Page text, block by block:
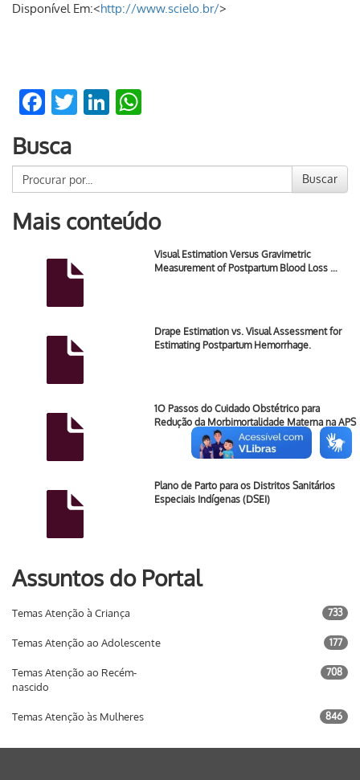
Disponível Em:<http://www.scielo.br/>
Facebook
TwitterLinkedIn
Busca
Buscar
Mais conteúdo
Visual Estimation Versus Gravimetric
Measurement of Postpartum Blood Loss …
Drape Estimation vs. Visual Assessment for
Estimating Postpartum Hemorrhage.
1O Passos do Cuidado Obstétrico para
Redução da Morbimortalidade Materna na APS
Plano de Parto para os Distritos Sanitários
Especiais Indígenas (DSEI)
Assuntos do Portal
Temas Atenção à Criança 733
Temas Atenção ao Adolescente 177
Temas Atenção ao Recém-
nascido
708
Temas Atenção às Mulheres 846